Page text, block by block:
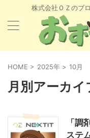
株式会社ＯＺのブ
HOME > 2025年 > 10月
月別アーカ
「調
ステ